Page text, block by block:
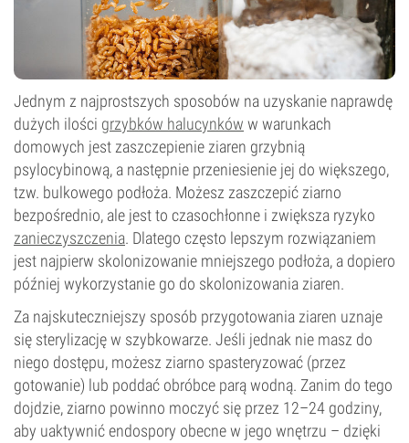
Jednym z najprostszych sposobów na uzyskanie naprawdę
dużych ilości grzybków halucynków w warunkach
domowych jest zaszczepienie ziaren grzybnią
psylocybinową, a następnie przeniesienie jej do większego,
tzw. bulkowego podłoża. Możesz zaszczepić ziarno
bezpośrednio, ale jest to czasochłonne i zwiększa ryzyko
zanieczyszczenia. Dlatego często lepszym rozwiązaniem
jest najpierw skolonizowanie mniejszego podłoża, a dopiero
później wykorzystanie go do skolonizowania ziaren.
Za najskuteczniejszy sposób przygotowania ziaren uznaje
się sterylizację w szybkowarze. Jeśli jednak nie masz do
niego dostępu, możesz ziarno spasteryzować (przez
gotowanie) lub poddać obróbce parą wodną. Zanim do tego
dojdzie, ziarno powinno moczyć się przez 12–24 godziny,
aby uaktywnić endospory obecne w jego wnętrzu – dzięki